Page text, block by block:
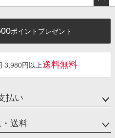
へ
ポイントプレゼント
3,980円以上送料無料
払い
送料